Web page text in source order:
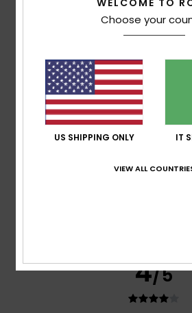
Comfort
Rapporto qualità-
4/5
WELCOME TO
Choose your
US SHIPPING ONLY IT
VIEW ALL